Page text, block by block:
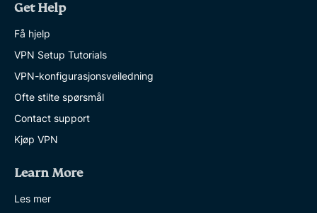
Get Help
Få hjelp
VPN Setup Tutorials
VPN-konfigurasjonsveiledning
Ofte stilte spørsmål
Contact support
Kjøp VPN
Learn More
Les mer